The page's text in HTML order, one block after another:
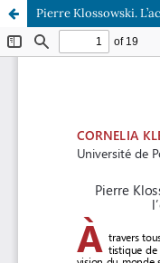
Pierre Klossowski.